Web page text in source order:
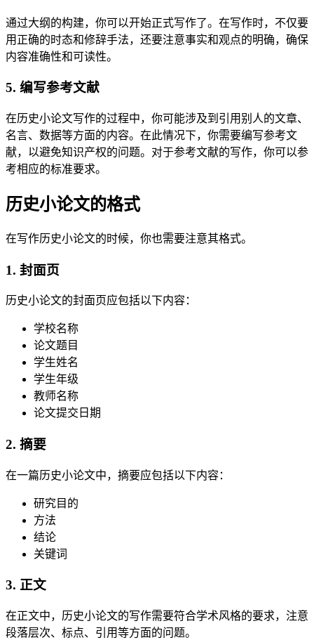
通过大纲的构建，你可以开始正式写作了。在写作时，不仅要
用正确的时态和修辞手法，还要注意事实和观点的明确，确保
内容准确性和可读性。
5. 编写参考文献
在历史小论文写作的过程中，你可能涉及到引用别人的文章、
名言、数据等方面的内容。在此情况下，你需要编写参考文
献，以避免知识产权的问题。对于参考文献的写作，你可以参
考相应的标准要求。
历史小论文的格式
在写作历史小论文的时候，你也需要注意其格式。
1. 封面页
历史小论文的封面页应包括以下内容：
学校名称
论文题目
学生姓名
学生年级
教师名称
论文提交日期
2. 摘要
在一篇历史小论文中，摘要应包括以下内容：
研究目的
方法
结论
关键词
3. 正文
在正文中，历史小论文的写作需要符合学术风格的要求，注意
段落层次、标点、引用等方面的问题。